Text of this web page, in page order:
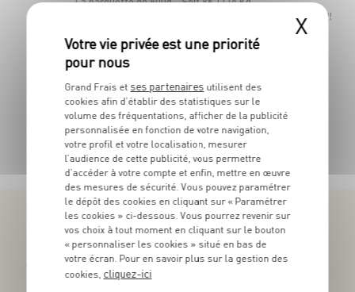
Les 250 g
TOUTES NOS PROMOTIONS
Téléchargez l’App pour profiter d’offres exclusives !
X
Grand Frais et ses partenaires utilisent des
cookies afin d’établir des statistiques sur le
volume des fréquentations, afficher de la publicité
personnalisée en fonction de votre navigation,
votre profil et votre localisation, mesurer
l’audience de cette publicité, vous permettre
d’accéder à votre compte et enfin, mettre en œuvre
des mesures de sécurité. Vous pouvez paramétrer
le dépôt des cookies en cliquant sur « Paramétrer
les cookies » ci-dessous. Vous pourrez revenir sur
vos choix à tout moment en cliquant sur le bouton
« personnaliser les cookies » situé en bas de
votre écran. Pour en savoir plus sur la gestion des
cookies, cliquez-ici